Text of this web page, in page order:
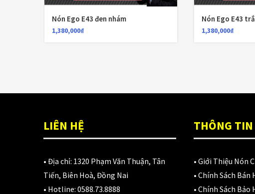
Nón Ego E43 đen nhám
1,380,000₫
Nón Ego E43
1,380,000₫
LIÊN HỆ
• Địa chỉ: 1320 Phạm Văn Thuận, Tân
Tiến, Biên Hoà, Đồng Nai
• Hotline: 0588.73.8888
THÔNG TIN
• Giới Thiệu Nón
• Chính Sách Bán
• Chính Sách Bảo